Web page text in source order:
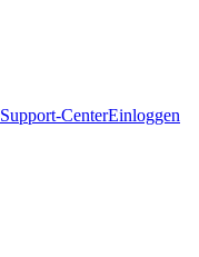
Support-CenterEinloggen